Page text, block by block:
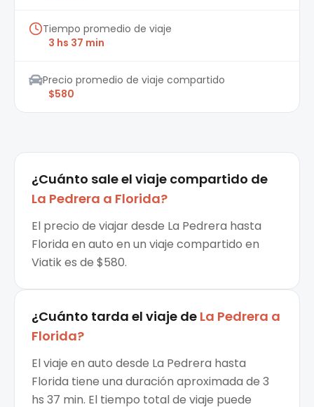
Tiempo promedio de viaje
3 hs 37 min
Precio promedio de viaje compartido
$580
¿Cuánto sale el viaje compartido de
La Pedrera a Florida?
El precio de viajar desde La Pedrera hasta
Florida en auto en un viaje compartido en
Viatik es de $580.
¿Cuánto tarda el viaje de La Pedrera a
Florida?
El viaje en auto desde La Pedrera hasta
Florida tiene una duración aproximada de 3
hs 37 min. El tiempo total de viaje puede